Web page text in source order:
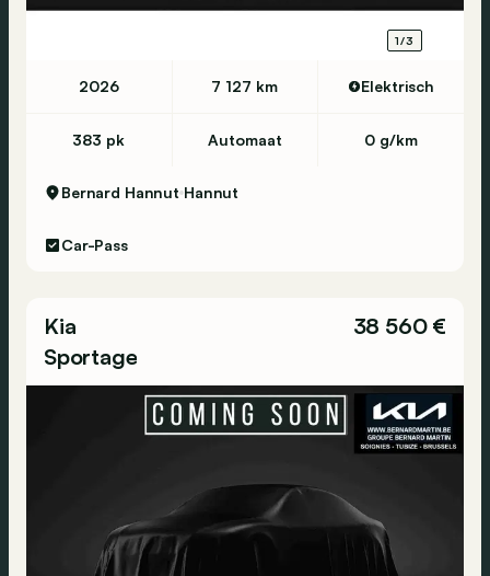
1/3
2026 7 127 km Elektrisch
383 pk Automaat 0 g/km
Bernard Hannut Hannut
Car-Pass
Kia
Sportage
38 560 €